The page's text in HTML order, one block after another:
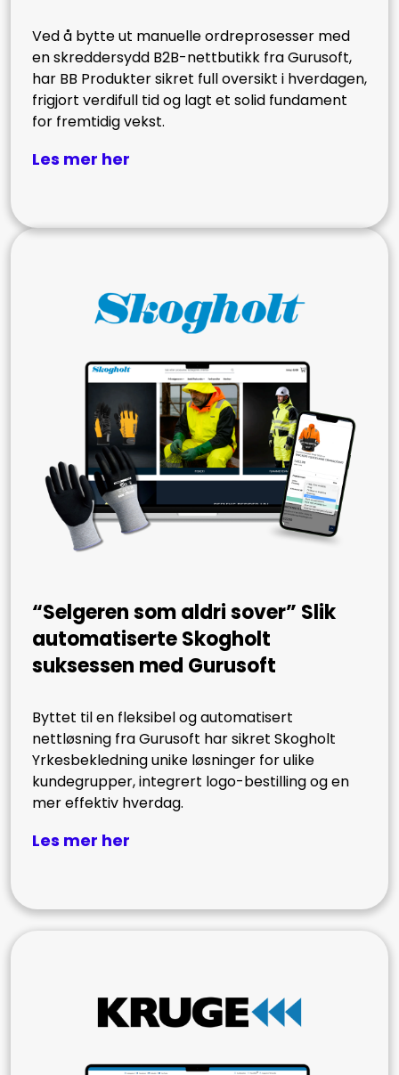
“Selgeren som aldri sover” Slik
automatiserte Skogholt
suksessen med Gurusoft
Byttet til en fleksibel og automatisert
nettløsning fra Gurusoft har sikret Skogholt
Yrkesbekledning unike løsninger for ulike
kundegrupper, integrert logo-bestilling og en
mer effektiv hverdag.
Les mer her
Ved å bytte ut manuelle ordreprosesser med
en skreddersydd B2B-nettbutikk fra Gurusoft,
har BB Produkter sikret full oversikt i hverdagen,
frigjort verdifull tid og lagt et solid fundament
for fremtidig vekst.
Les mer her